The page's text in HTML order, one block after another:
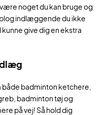
noget du kan bruge og
indlæggende du ikke
give dig en ekstra
badminton ketchere,
badminton tøj og
på vej! Så hold dig